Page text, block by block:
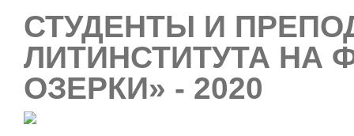
СТУДЕНТЫ И
ЛИТИНСТИТУТА НА
ОЗЕРКИ» - 2020